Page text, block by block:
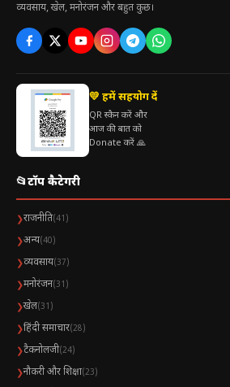
व्यवसाय, खेल, मनोरंजन और बहुत कुछ।
💛 हमें सहयोग दें
QR स्कैन करें और
आज की बात को
Donate करें 🙏
📂टॉप कैटेगरी
❯राजनीति(41)
❯अन्य(40)
❯व्यवसाय(37)
❯मनोरंजन(31)
❯खेल(31)
❯हिंदी समाचार(28)
❯टैकनोलजी(24)
❯नौकरी और शिक्षा(23)